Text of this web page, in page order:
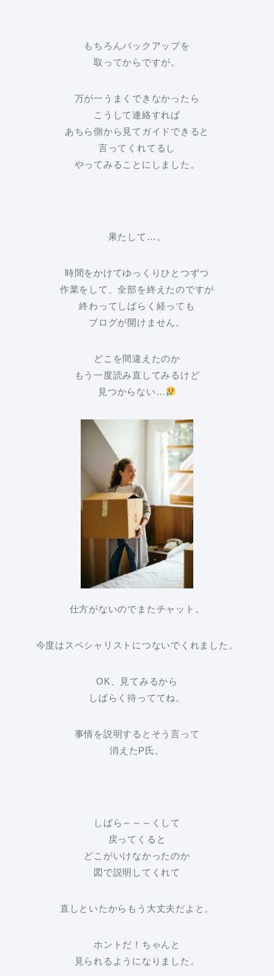
もちろんバックアップを
取ってからですが。
万が一うまくできなかったら
こうして連絡すれば
あちら側から見てガイドできると
言ってくれてるし
やってみることにしました。
果たして…。
時間をかけてゆっくりひとつずつ
作業をして、全部を終えたのですが
終わってしばらく経っても
ブログが開けません。
どこを間違えたのか
もう一度読み直してみるけど
見つからない…
仕方がないのでまたチャット。
今度はスペシャリストにつないでくれました。
OK、見てみるから
しばらく待っててね。
事情を説明するとそう言って
消えたP氏。
しばら～～～くして
戻ってくると
どこがいけなかったのか
図で説明してくれて
直しといたからもう大丈夫だよと。
ホントだ！ちゃんと
見られるようになりました。